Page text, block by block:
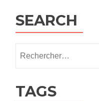
SEARCH
TAGS